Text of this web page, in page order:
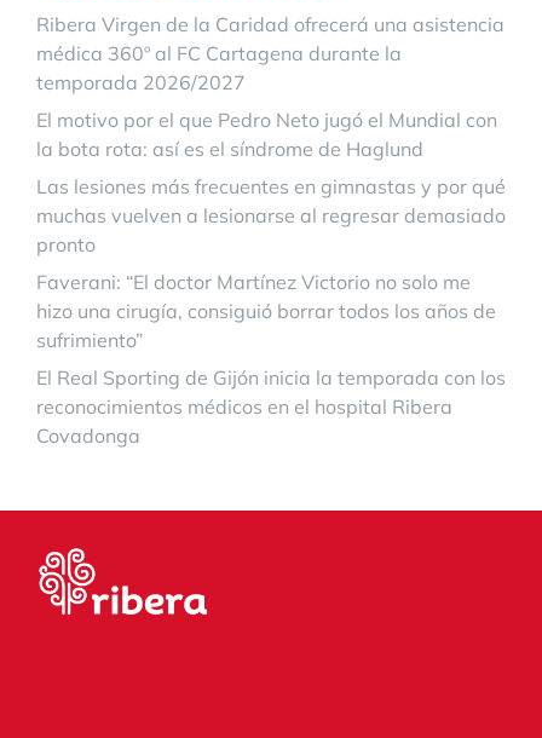
Ribera Virgen de la Caridad ofrecerá una asistencia
médica 360º al FC Cartagena durante la
temporada 2026/2027
El motivo por el que Pedro Neto jugó el Mundial con
la bota rota: así es el síndrome de Haglund
Las lesiones más frecuentes en gimnastas y por qué
muchas vuelven a lesionarse al regresar demasiado
pronto
Faverani: “El doctor Martínez Victorio no solo me
hizo una cirugía, consiguió borrar todos los años de
sufrimiento”
El Real Sporting de Gijón inicia la temporada con los
reconocimientos médicos en el hospital Ribera
Covadonga